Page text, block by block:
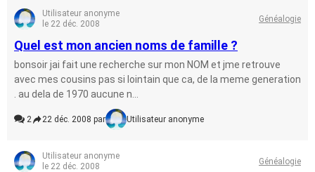
Utilisateur anonyme
le 22 déc. 2008
Généalogie
Quel est mon ancien noms de famille ?
bonsoir jai fait une recherche sur mon NOM et jme retrouve
avec mes cousins pas si lointain que ca, de la meme generation
. au dela de 1970 aucune n...
2 22 déc. 2008 par Utilisateur anonyme
Utilisateur anonyme
le 22 déc. 2008
Généalogie